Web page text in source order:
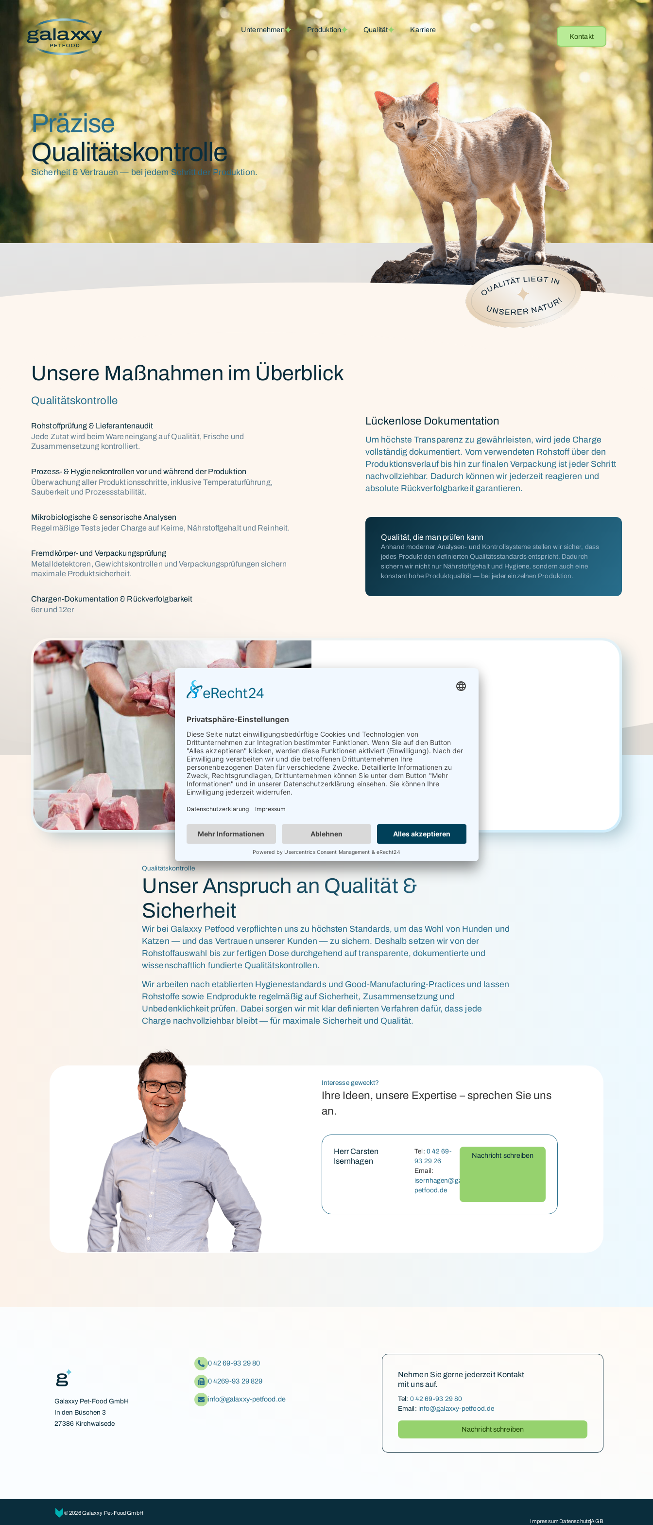
springen
Unternehmen Produktion Qualität
Karriere
Kontakt
Präzise
Qualitätskontrolle
Sicherheit & Vertrauen — bei jedem Schritt der Produktion.
Unsere Maßnahmen im Überblick
Qualitätskontrolle
Rohstoffprüfung & Lieferantenaudit
Jede Zutat wird beim Wareneingang auf Qualität, Frische und
Zusammensetzung kontrolliert.
Prozess- & Hygienekontrollen vor und während der Produktion
Überwachung aller Produktionsschritte, inklusive Temperaturführung,
Sauberkeit und Prozessstabilität.
Mikrobiologische & sensorische Analysen
Regelmäßige Tests jeder Charge auf Keime, Nährstoffgehalt und Reinheit.
Fremdkörper- und Verpackungsprüfung
Metalldetektoren, Gewichtskontrollen und Verpackungsprüfungen sichern
maximale Produktsicherheit.
Chargen-Dokumentation & Rückverfolgbarkeit
6er und 12er
Lückenlose Dokumentation
Um höchste Transparenz zu gewährleisten, wird jede Charge
vollständig dokumentiert. Vom verwendeten Rohstoff über den
Produktionsverlauf bis hin zur finalen Verpackung ist jeder Schritt
nachvollziehbar. Dadurch können wir jederzeit reagieren und
absolute Rückverfolgbarkeit garantieren.
Qualität, die man prüfen kann
Anhand moderner Analysen- und Kontrollsysteme stellen wir sicher, dass
jedes Produkt den definierten Qualitätsstandards entspricht. Dadurch
sichern wir nicht nur Nährstoffgehalt und Hygiene, sondern auch eine
konstant hohe Produktqualität — bei jeder einzelnen Produktion.
Unsere Möglichkeiten für Sie
Rückverfolgbarkeitssysteme
Laboranalysen
Prüfung von Deklarationen
Qualitätskontrolle
Unser Anspruch an Qualität &
Sicherheit
Wir bei Galaxxy Petfood verpflichten uns zu höchsten Standards, um das Wohl von Hunden und
Katzen — und das Vertrauen unserer Kunden — zu sichern. Deshalb setzen wir von der
Rohstoffauswahl bis zur fertigen Dose durchgehend auf transparente, dokumentierte und
wissenschaftlich fundierte Qualitätskontrollen.
Wir arbeiten nach etablierten Hygienestandards und Good-Manufacturing-Practices und lassen
Rohstoffe sowie Endprodukte regelmäßig auf Sicherheit, Zusammensetzung und
Unbedenklichkeit prüfen. Dabei sorgen wir mit klar definierten Verfahren dafür, dass jede
Charge nachvollziehbar bleibt — für maximale Sicherheit und Qualität.
Interesse geweckt?
Ihre Ideen, unsere Expertise – sprechen Sie uns
an.
Herr Carsten
Isernhagen
Tel: 0 42 69-
93 29 26
Email:
isernhagen@galaxxy-
petfood.de
Nachricht schreiben
Galaxxy Pet-Food GmbH
In den Büschen 3
27386 Kirchwalsede
0 42 69-93 29 80
0 4269-93 29 829
info@galaxxy-petfood.de
Nehmen Sie gerne jederzeit Kontakt
mit uns auf.
Tel: 0 42 69-93 29 80
Email: info@galaxxy-petfood.de
Nachricht schreiben
© 2026 Galaxxy Pet-Food GmbH
ImpressumDatenschutzAGB